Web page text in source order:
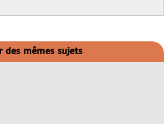
des mêmes sujets